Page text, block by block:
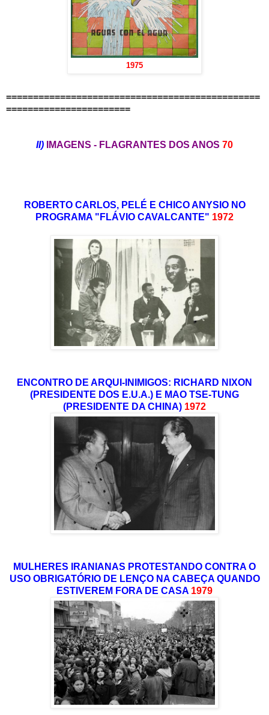
1975
===============================================
=======================
II) IMAGENS - FLAGRANTES DOS ANOS 70
ROBERTO CARLOS, PELÉ E CHICO ANYSIO NO
PROGRAMA "FLÁVIO CAVALCANTE" 1972
ENCONTRO DE ARQUI-INIMIGOS: RICHARD NIXON
(PRESIDENTE DOS E.U.A.) E MAO TSE-TUNG
(PRESIDENTE DA CHINA) 1972
MULHERES IRANIANAS PROTESTANDO CONTRA O
USO OBRIGATÓRIO DE LENÇO NA CABEÇA QUANDO
ESTIVEREM FORA DE CASA 1979